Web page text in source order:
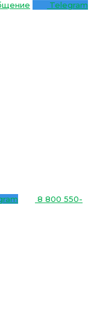
Telegram
8 800 550-